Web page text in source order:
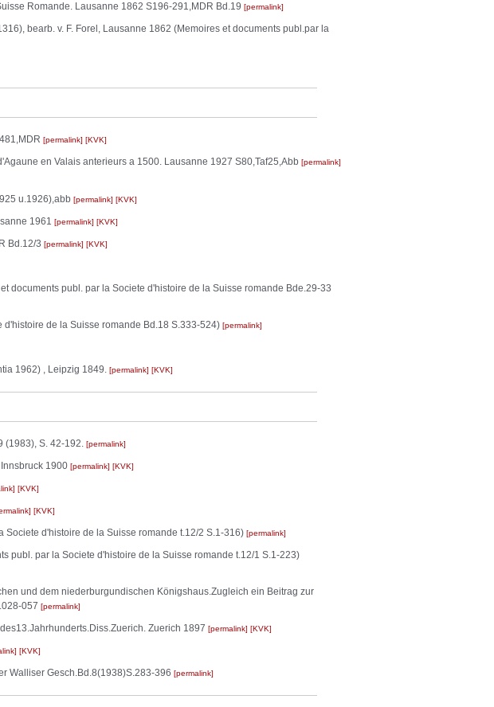
Romande. Lausanne 1862 S196-291,MDR Bd.19 permalink
bearb. v. F. Forel, Lausanne 1862 (Memoires et documents publ.par la
permalink KVK
en Valais anterieurs a 1500. Lausanne 1927 S80,Taf25,Abb permalink
u.1926),abb permalink KVK
1961 permalink KVK
Bd.12/3 permalink KVK
documents publ. par la Societe d'histoire de la Suisse romande Bde.29-33
de la Suisse romande Bd.18 S.333-524) permalink
1962) , Leipzig 1849. permalink KVK
(1983), S. 42-192. permalink
1900 permalink KVK
KVK
KVK
Societe d'histoire de la Suisse romande t.12/2 S.1-316) permalink
publ. par la Societe d'histoire de la Suisse romande t.12/1 S.1-223)
und dem niederburgundischen Königshaus.Zugleich ein Beitrag zur
057
permalink
Zuerich 1897 permalink KVK
KVK
Walliser Gesch.Bd.8(1938)S.283-396 permalink